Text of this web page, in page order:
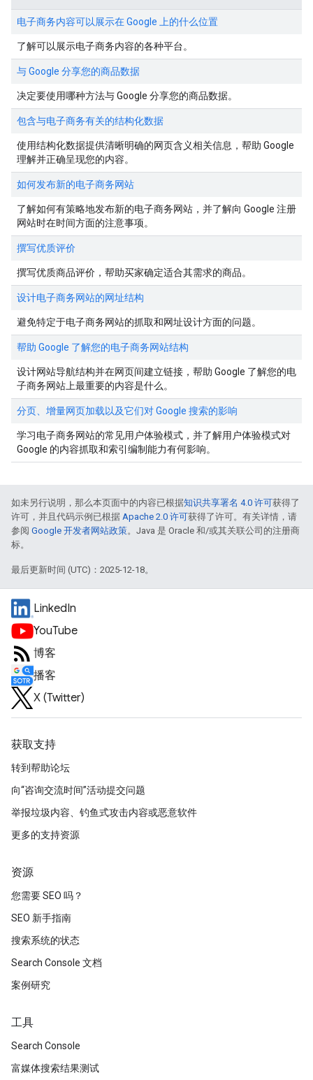
电子商务内容可以展示在 Google 上的什么位置
了解可以展示电子商务内容的各种平台。
与 Google 分享您的商品数据
决定要使用哪种方法与 Google 分享您的商品数据。
包含与电子商务有关的结构化数据
使用结构化数据提供清晰明确的网页含义相关信息，帮助 Google
理解并正确呈现您的内容。
如何发布新的电子商务网站
了解如何有策略地发布新的电子商务网站，并了解向 Google 注册
网站时在时间方面的注意事项。
撰写优质评价
撰写优质商品评价，帮助买家确定适合其需求的商品。
设计电子商务网站的网址结构
避免特定于电子商务网站的抓取和网址设计方面的问题。
帮助 Google 了解您的电子商务网站结构
设计网站导航结构并在网页间建立链接，帮助 Google 了解您的电
子商务网站上最重要的内容是什么。
分页、增量网页加载以及它们对 Google 搜索的影响
学习电子商务网站的常见用户体验模式，并了解用户体验模式对
Google 的内容抓取和索引编制能力有何影响。
如未另行说明，那么本页面中的内容已根据知识共享署名 4.0 许可获得了
许可，并且代码示例已根据 Apache 2.0 许可获得了许可。有关详情，请
参阅 Google 开发者网站政策。Java 是 Oracle 和/或其关联公司的注册商
标。
最后更新时间 (UTC)：2025-12-18。
LinkedIn
YouTube
博客
播客
X (Twitter)
获取支持
转到帮助论坛
向“咨询交流时间”活动提交问题
举报垃圾内容、钓鱼式攻击内容或恶意软件
更多的支持资源
资源
您需要 SEO 吗？
SEO 新手指南
搜索系统的状态
Search Console 文档
案例研究
工具
Search Console
富媒体搜索结果测试